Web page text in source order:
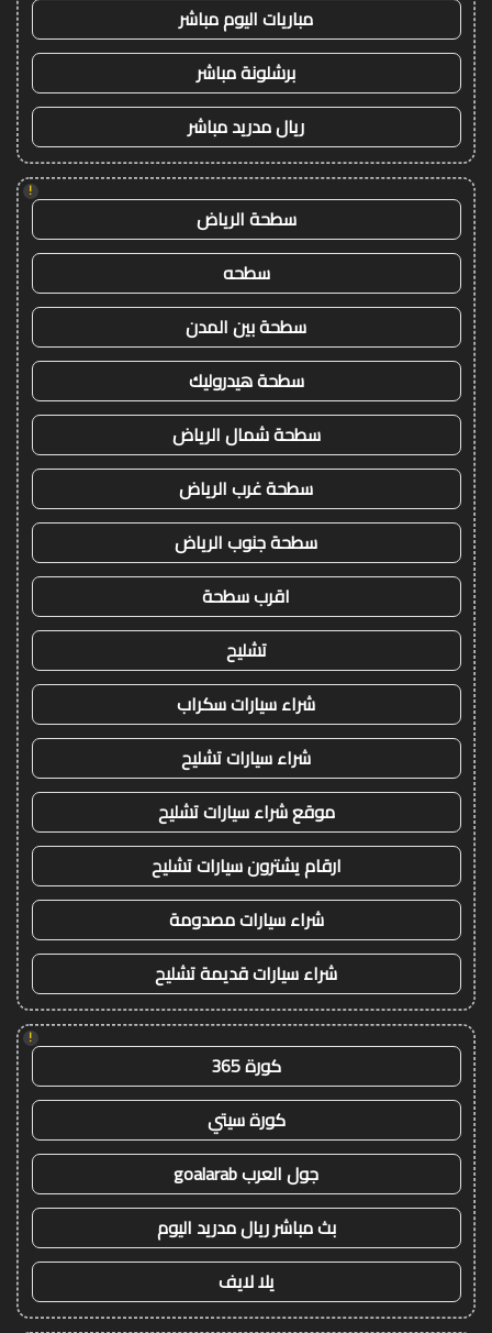
مباريات اليوم مباشر
برشلونة مباشر
ريال مدريد مباشر
!
سطحة الرياض
سطحه
سطحة بين المدن
سطحة هيدروليك
سطحة شمال الرياض
سطحة غرب الرياض
سطحة جنوب الرياض
اقرب سطحة
تشليح
شراء سيارات سكراب
شراء سيارات تشليح
موقع شراء سيارات تشليح
ارقام يشترون سيارات تشليح
شراء سيارات مصدومة
شراء سيارات قديمة تشليح
!
كورة 365
كورة سيتي
جول العرب goalarab
بث مباشر ريال مدريد اليوم
يلا لايف